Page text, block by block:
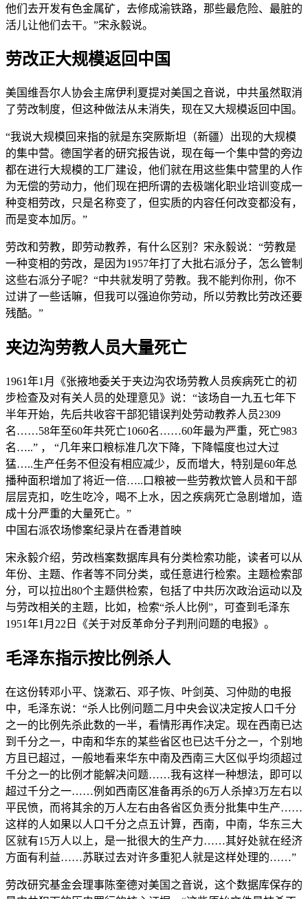
他们去开发有色金属矿，去修成渝铁路，那些最危险、最脏的
活儿让他们去干。”宋永毅说。
劳改正大规模返回中国
美国维吾尔人协会主席伊利夏提对美国之音说，中共虽然取消
了劳改制度，但这种做法从未消失，现在又大规模返回中国。
“我说大规模回来指的就是东突厥斯坦（新疆）出现的大规模
的集中营。德国学者的研究报告说，现在每一个集中营的旁边
都在进行大规模的工厂建设，他们就在用这些集中营里的人作
为无偿的劳动力，他们现在把所谓的去极端化职业培训变成一
种变相劳改，只是名称变了，但实质的内容任何改变都没有，
而是变本加厉。”
劳改和劳教，即劳动教养，有什么区别？宋永毅说：“劳教是
一种变相的劳改，是因为1957年打了大批右派分子，怎么管制
这些右派分子呢？“中共就发明了劳教。我不能判你刑，你不
过讲了一些话嘛，但我可以强迫你劳动，所以劳教比劳改还要
残酷。”
夹边沟劳教人员大量死亡
1961年1月《张掖地委关于夹边沟农场劳教人员疾病死亡的初
步检查及对有关人员的处理意见》说：“该场自一九五七年下
半年开始，先后共收容干部犯错误判处劳动教养人员2309
名……58年至60年共死亡1060名……60年最为严重，死亡983
名…..” ， “几年来口粮标准几次下降，下降幅度也过大过
猛…..生产任务不但没有相应减少，反而增大，特别是60年总
播种面积增加了将近一倍…..口粮被一些劳教炊管人员和干部
层层克扣，吃生吃冷，喝不上水，因之疾病死亡急剧增加，造
成十分严重的大量死亡。”
中国右派农场惨案纪录片在香港首映
宋永毅介绍，劳改档案数据库具有分类检索功能，读者可以从
年份、主题、作者等不同分类，或任意进行检索。主题检索部
分，可以拉出80个主题供检索，包括了中共历次政治运动以及
与劳改相关的主题，比如，检索“杀人比例”，可查到毛泽东
1951年1月22日《关于对反革命分子判刑问题的电报》。
毛泽东指示按比例杀人
在这份转邓小平、饶漱石、邓子恢、叶剑英、习仲勋的电报
中，毛泽东说：“杀人比例问题二月中央会议决定按人口千分
之一的比例先杀此数的一半，看情形再作决定。现在西南已达
到千分之一，中南和华东的某些省区也已达千分之一，个别地
方且已超过，一般地看来华东中南及西南三大区似乎均须超过
千分之一的比例才能解决问题……我有这样一种想法，即可以
超过千分之一……例如西南区准备再杀的6万人杀掉3万左右以
平民愤，而将其余的万人左右由各省区负责分批集中生产……
这样的人如果以人口千分之点五计算，西南，中南，华东三大
区就有15万人以上，是一批很大的生产力……其好处就在经济
方面有利益……苏联过去对许多重犯人就是这样处理的……”
劳改研究基金会理事陈奎德对美国之音说，这个数据库保存的